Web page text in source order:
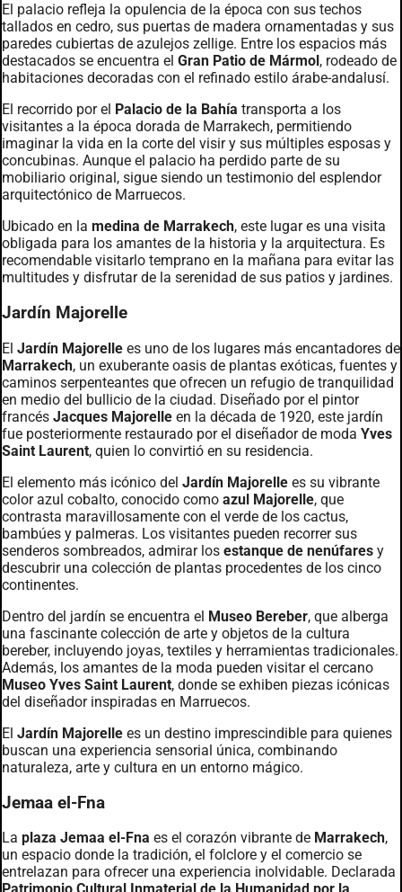
El palacio refleja la opulencia de la época con sus techos
tallados en cedro, sus puertas de madera ornamentadas y sus
paredes cubiertas de azulejos zellige. Entre los espacios más
destacados se encuentra el Gran Patio de Mármol , rodeado de
habitaciones decoradas con el refinado estilo árabe-andalusí.
El recorrido por el Palacio de la Bahía transporta a los
visitantes a la época dorada de Marrakech, permitiendo
imaginar la vida en la corte del visir y sus múltiples esposas y
concubinas. Aunque el palacio ha perdido parte de su
mobiliario original, sigue siendo un testimonio del esplendor
arquitectónico de Marruecos.
Ubicado en la medina de Marrakech, este lugar es una visita
obligada para los amantes de la historia y la arquitectura. Es
recomendable visitarlo temprano en la mañana para evitar las
multitudes y disfrutar de la serenidad de sus patios y jardines.
Jardín Majorelle
El Jardín Majorelle es uno de los lugares más encantadores de
Marrakech, un exuberante oasis de plantas exóticas, fuentes y
caminos serpenteantes que ofrecen un refugio de tranquilidad
en medio del bullicio de la ciudad. Diseñado por el pintor
francés Jacques Majorelle en la década de 1920, este jardín
fue posteriormente restaurado por el diseñador de moda Yves
Saint Laurent, quien lo convirtió en su residencia.
El elemento más icónico del Jardín Majorelle es su vibrante
color azul cobalto, conocido como azul Majorelle, que
contrasta maravillosamente con el verde de los cactus,
bambúes y palmeras. Los visitantes pueden recorrer sus
senderos sombreados, admirar los estanque de nenúfares y
descubrir una colección de plantas procedentes de los cinco
continentes.
Dentro del jardín se encuentra el Museo Bereber, que alberga
una fascinante colección de arte y objetos de la cultura
bereber, incluyendo joyas, textiles y herramientas tradicionales.
Además, los amantes de la moda pueden visitar el cercano
Museo Yves Saint Laurent, donde se exhiben piezas icónicas
del diseñador inspiradas en Marruecos.
El Jardín Majorelle es un destino imprescindible para quienes
buscan una experiencia sensorial única, combinando
naturaleza, arte y cultura en un entorno mágico.
Jemaa el-Fna
La plaza Jemaa el-Fna es el corazón vibrante de Marrakech,
un espacio donde la tradición, el folclore y el comercio se
entrelazan para ofrecer una experiencia inolvidable. Declarada